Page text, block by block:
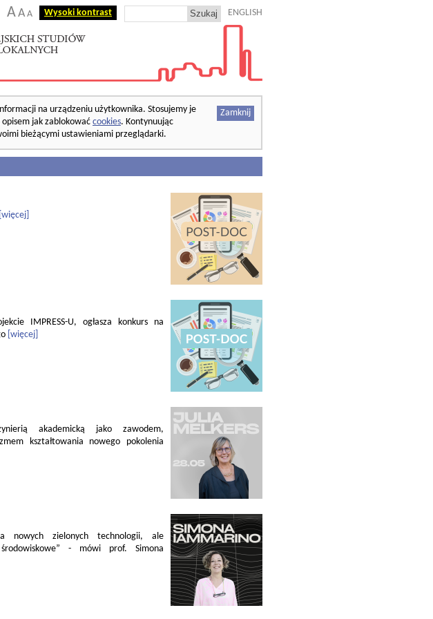
AA A Wysoki kontrast ENGLISH
Zamknij
na urządzeniu użytkownika. Stosujemy je
opisem jak zablokowaćcookies. Kontynuując
bieżącymi ustawieniami przeglądarki.
[więcej]
IMPRESS-U, ogłasza konkurs na
[więcej]
akademicką jako zawodem,
kształtowania nowego pokolenia
nowych zielonych technologii, ale
- mówi prof. Simona